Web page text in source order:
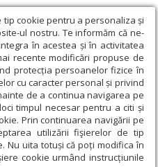
cookie pentru a personaliza și
ul nostru. Te informăm că ne-
în acestea și în activitatea
recente modificări propuse de
protecția persoanelor fizice în
cu caracter personal și privind
de a continua navigarea pe
timpul necesar pentru a citi și
Prin continuarea navigării pe
utilizării fişierelor de tip
Nu uita totuși că poți modifica în
cookie urmând instrucțiunile
la Parohia Rotăreşti, judeţul
judeţul Argeş